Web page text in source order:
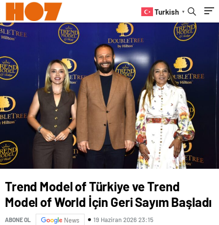
Turkish ▼
Trend Model of Türkiye ve Trend
Model of World İçin Geri Sayım Başladı
ABONE OL News 19 Haziran 2026 23:15